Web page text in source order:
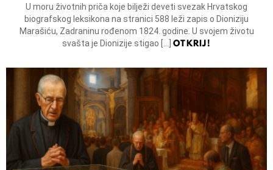
U moru životnih priča koje bilježi deveti svezak Hrvatskog
biografskog leksikona na stranici 588 leži zapis o Dioniziju
Marašiću, Zadraninu rođenom 1824. godine. U svojem životu
svašta je Dionizije stigao […] OTKRIJ!